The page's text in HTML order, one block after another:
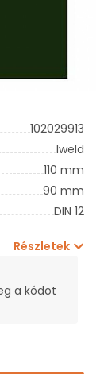
102029913
Iweld
110 mm
90 mm
DIN 12
Részletek
a kódot